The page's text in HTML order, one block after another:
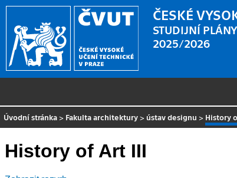
ČESKÉ
STUDIJNÍ PLÁNY
2025/2026
Úvodní stránka > Fakulta architektury > ústav designu > History
History of Art III